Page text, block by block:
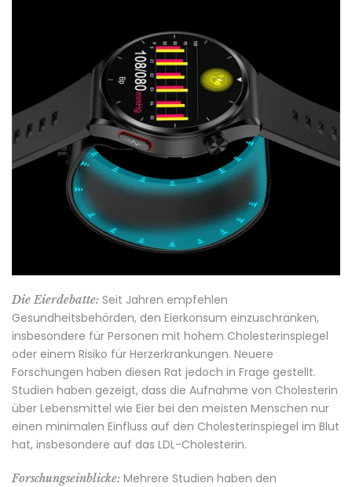
Die Eierdebatte: Seit Jahren empfehlen
Gesundheitsbehörden, den Eierkonsum einzuschränken,
insbesondere für Personen mit hohem Cholesterinspiegel
oder einem Risiko für Herzerkrankungen. Neuere
Forschungen haben diesen Rat jedoch in Frage gestellt.
Studien haben gezeigt, dass die Aufnahme von Cholesterin
über Lebensmittel wie Eier bei den meisten Menschen nur
einen minimalen Einfluss auf den Cholesterinspiegel im Blut
hat, insbesondere auf das LDL-Cholesterin.
Forschungseinblicke: Mehrere Studien haben den